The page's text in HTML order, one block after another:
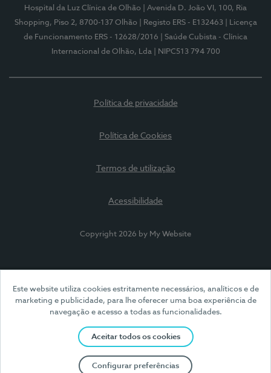
Este website utiliza cookies estritamente necessários, analíticos e de
marketing e publicidade, para lhe oferecer uma boa experiência de
navegação e acesso a todas as funcionalidades.
Aceitar todos os cookies
Configurar preferências
Hospital da Luz Clínica de Olhão
| Avenida D. João VI, 100, Ria
Shopping, Piso 2, 8700-137 Olhão
| Registo ERS - E132463
| Licença
de Funcionamento ERS - 12628/2016
| Saúde Cubista - Clínica
Internacional de Olhão, Lda
| NIPC513 794 700
Política de privacidade
Política de Cookies
Termos de utilização
Acessibilidade
Copyright 2026 by My Website